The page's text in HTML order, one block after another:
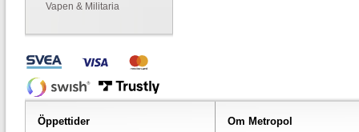
Vapen & Militaria
Öppettider Om Metropol